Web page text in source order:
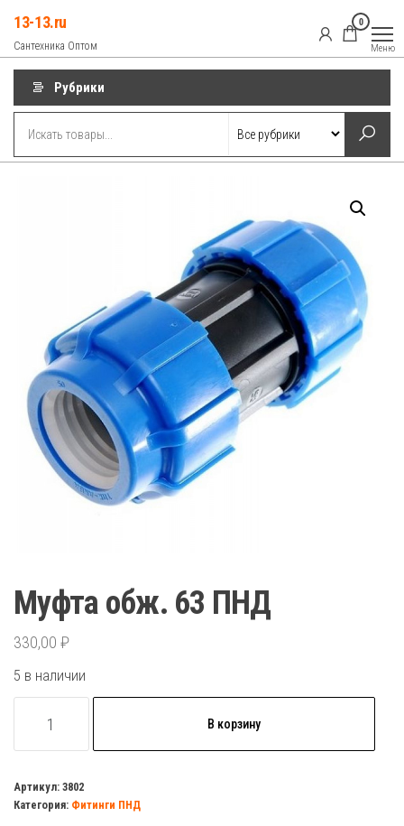
содержимому
13-13.ru
Сантехника Оптом
0
Меню
Рубрики
Муфта обж. 63 ПНД
330,00 ₽
5 в наличии
товара
обж.
63
В корзину
Артикул: 3802
Категория: Фитинги ПНД